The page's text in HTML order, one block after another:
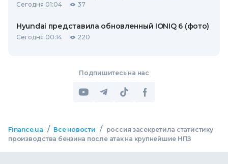
Сегодня 01:04 37
Hyundai представила обновленный IONIQ 6 (фото)
Сегодня 00:14 220
Подпишитесь на нас
Finance.ua / Все новости /
россия засекретила статистику
производства бензина после атак на крупнейшие НПЗ